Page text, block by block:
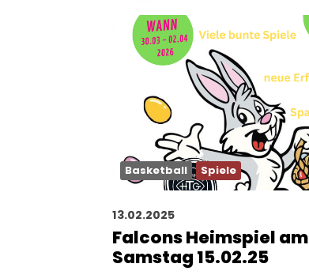
Basketball Spiele
13.02.2025
Falcons Heimspiel am
Samstag 15.02.25